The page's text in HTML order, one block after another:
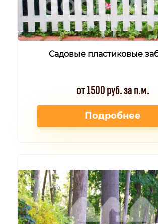
Садовые пластиковые
от 1500 руб. за п.м.
Подробнее